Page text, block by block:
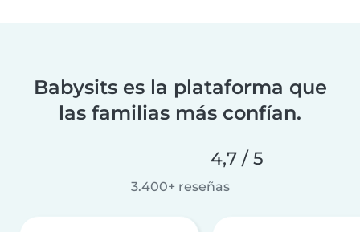
Babysits es la plataforma que
las familias más confían.
4,7 / 5
3.400+ reseñas